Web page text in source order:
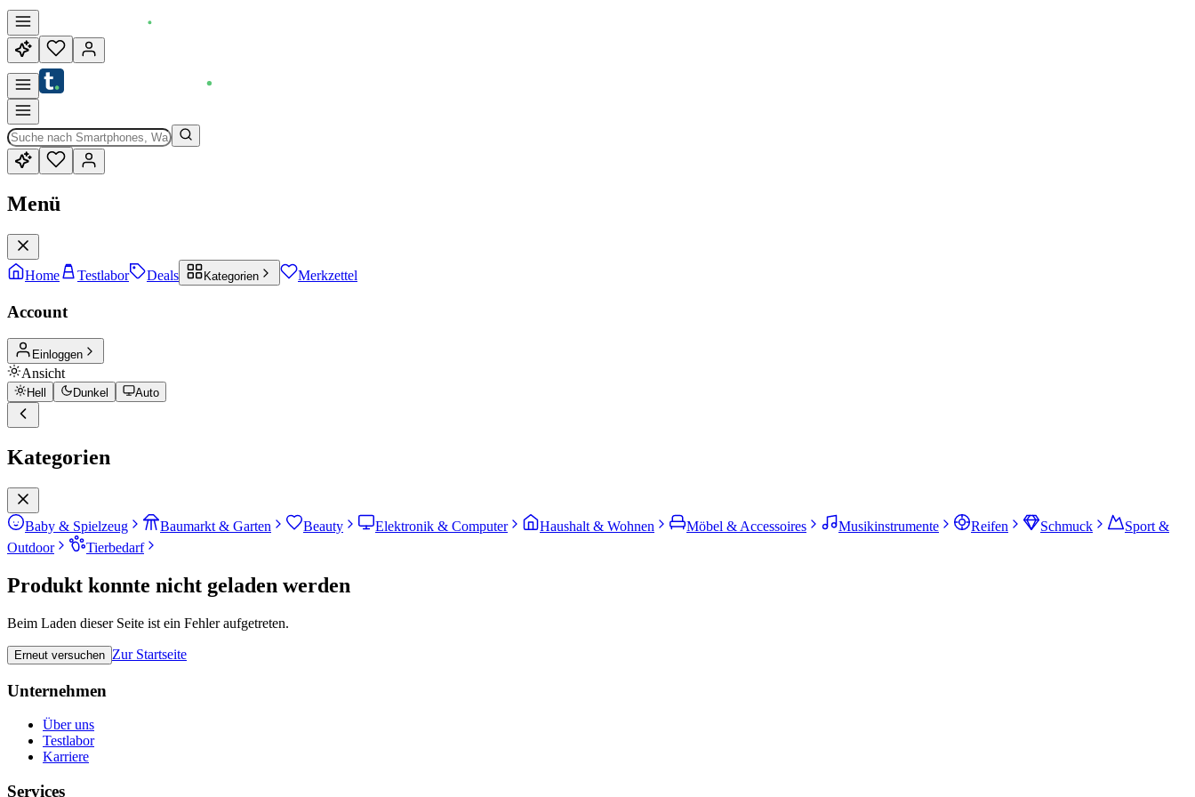
Menü
Home Testlabor Deals Kategorien Merkzettel
Account
Einloggen
Ansicht
Hell Dunkel Auto
Kategorien
Baby & Spielzeug Baumarkt & Garten Beauty Elektronik & Computer Haushalt & Wohnen Möbel & Accessoires Musikinstrumente Reifen Schmuck
Sport &
Outdoor
Tierbedarf
Produkt konnte nicht geladen werden
Beim Laden dieser Seite ist ein Fehler aufgetreten.
Erneut versuchen Zur Startseite
Unternehmen
Über uns
Testlabor
Karriere
Services